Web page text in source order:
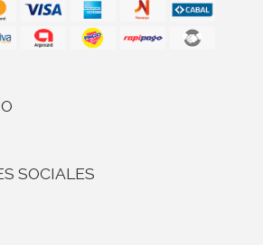
SOCIALES